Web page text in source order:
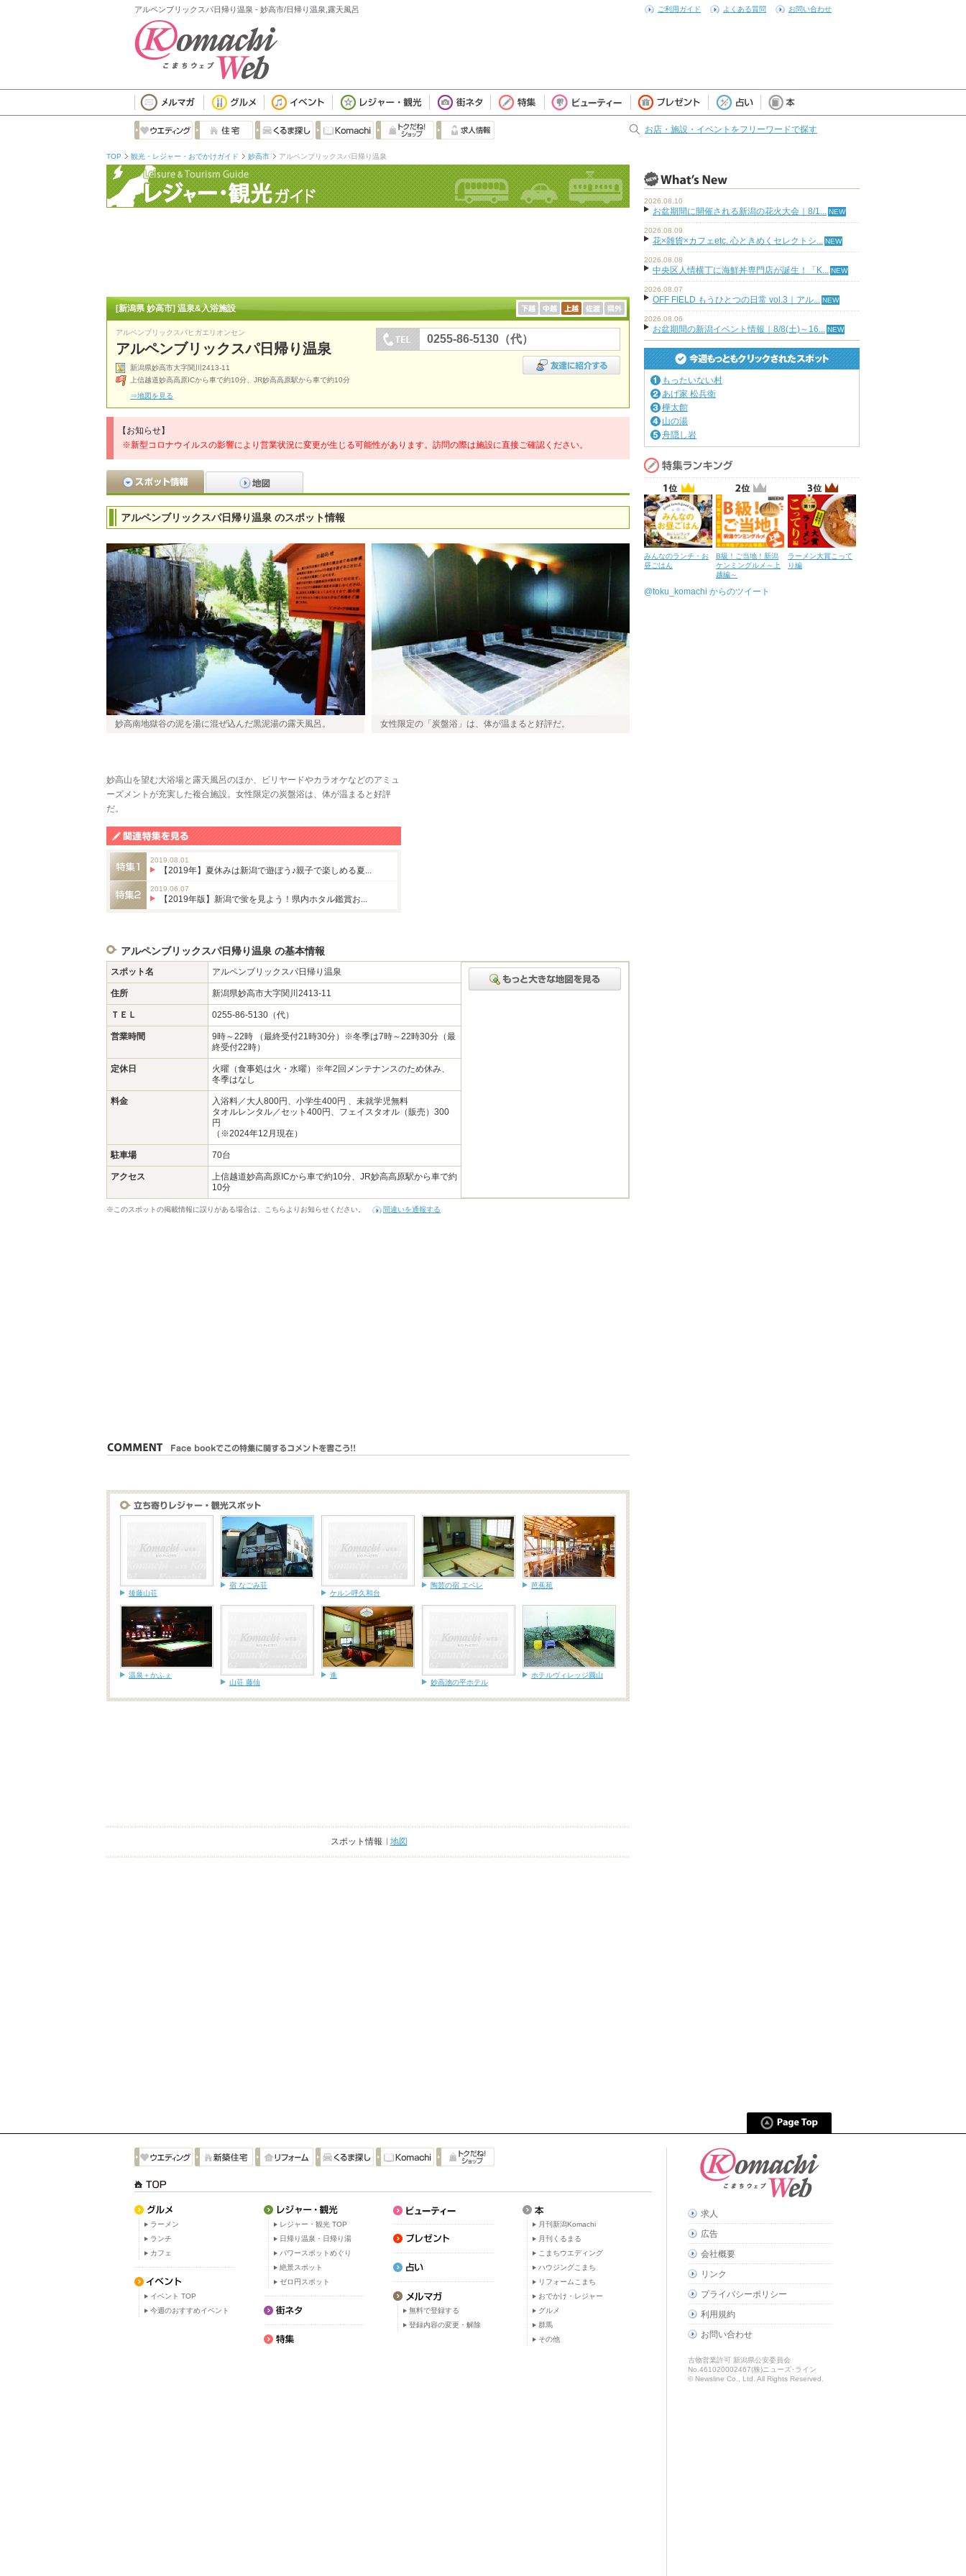
アルペンブリックスパ日帰り温泉 - 妙高市/日帰り温泉,露天風呂 ご利用ガイド よくある質問 お問い合わせ
お店・施設・イベントをフリーワードで探す
TOP 観光・レジャー・おでかけガイド 妙高市 アルペンブリックスパ日帰り温泉
[新潟県 妙高市] 温泉&入浴施設
アルペンブリックスパヒガエリオンセン
アルペンブリックスパ日帰り温泉
新潟県妙高市大字関川2413-11
上信越道妙高高原ICから車で約10分、JR妙高高原駅から車で約10分
⇒地図を見る
0255-86-5130（代）
【お知らせ】
※新型コロナウイルスの影響により営業状況に変更が生じる可能性があります。訪問の際は施設に直接ご確認ください。
アルペンブリックスパ日帰り温泉 のスポット情報
妙高南地獄谷の泥を湯に混ぜ込んだ黒泥湯の露天風呂。 女性限定の「炭盤浴」は、体が温まると好評だ。
妙高山を望む大浴場と露天風呂のほか、ビリヤードやカラオケなどのアミュ
ーズメントが充実した複合施設。女性限定の炭盤浴は、体が温まると好評
だ。
2019.08.01
【2019年】夏休みは新潟で遊ぼう♪親子で楽しめる夏...
2019.06.07
【2019年版】新潟で蛍を見よう！県内ホタル鑑賞お...
アルペンブリックスパ日帰り温泉 の基本情報
スポット名 アルペンブリックスパ日帰り温泉
住所 新潟県妙高市大字関川2413-11
ＴＥＬ 0255-86-5130（代）
営業時間
9時～22時 （最終受付21時30分）※冬季は7時～22時30分（最
終受付22時）
定休日
火曜（食事処は火・水曜）※年2回メンテナンスのため休み、
冬季はなし
料金
入浴料／大人800円、小学生400円 、未就学児無料
タオルレンタル／セット400円、フェイスタオル（販売）300
円
（※2024年12月現在）
駐車場 70台
アクセス
上信越道妙高高原ICから車で約10分、JR妙高高原駅から車で約
10分
※このスポットの掲載情報に誤りがある場合は、こちらよりお知らせください。 間違いを通報する
後藤山荘
宿 なごみ荘
ケルン呼久和台
陶芸の宿 エペレ 芭蕉苑
温泉＋かふぇ
山荘 藤仙
進
妙高池の平ホテル
ホテルヴィレッジ圓山
スポット情報 地図
2026.08.10
お盆期間に開催される新潟の花火大会｜8/1...
2026.08.09
花×雑貨×カフェetc. 心ときめくセレクトシ...
2026.08.08
中央区人情横丁に海鮮丼専門店が誕生！「K...
2026.08.07
OFF FIELD もうひとつの日常 vol.3｜アル...
2026.08.06
お盆期間の新潟イベント情報｜8/8(土)～16...
もったいない村
あげ家 松兵衛
樺太館
山の湯
舟隠し岩
みんなのランチ・お
昼ごはん
B級！ご当地！新潟
ケンミングルメ～上
越編～
ラーメン大賞こって
り編
@toku_komachi からのツイート
ラーメン
ランチ
カフェ
イベント TOP
今週のおすすめイベント
レジャー・観光 TOP
日帰り温泉・日帰り湯
パワースポットめぐり
絶景スポット
ゼロ円スポット
無料で登録する
登録内容の変更・解除
月刊新潟Komachi
月刊くるまる
こまちウエディング
ハウジングこまち
リフォームこまち
おでかけ・レジャー
グルメ
群馬
その他
求人
広告
会社概要
リンク
プライバシーポリシー
利用規約
お問い合わせ
古物営業許可 新潟県公安委員会
No.461020002467(株)ニューズ･ライン
© Newsline Co., Ltd. All Rights Reserved.